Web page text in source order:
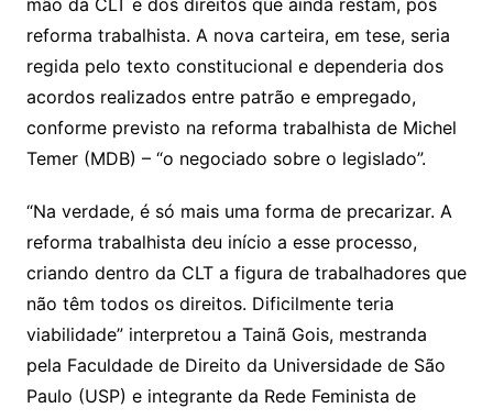
mão da CLT e dos direitos que ainda restam, pós
reforma trabalhista. A nova carteira, em tese, seria
regida pelo texto constitucional e dependeria dos
acordos realizados entre patrão e empregado,
conforme previsto na reforma trabalhista de Michel
Temer (MDB) – “o negociado sobre o legislado”.
“Na verdade, é só mais uma forma de precarizar. A
reforma trabalhista deu início a esse processo,
criando dentro da CLT a figura de trabalhadores que
não têm todos os direitos. Dificilmente teria
viabilidade” interpretou a Tainã Gois, mestranda
pela Faculdade de Direito da Universidade de São
Paulo (USP) e integrante da Rede Feminista de